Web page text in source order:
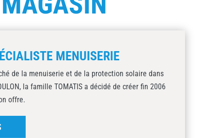
MENUISERIE
de la menuiserie et de la protection solaire dans
la famille TOMATIS a décidé de créer fin 2006
offre.